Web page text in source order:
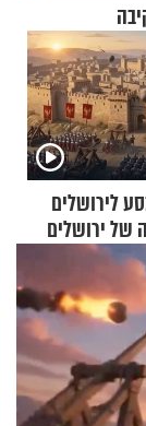
לירושלים
של ירושלים